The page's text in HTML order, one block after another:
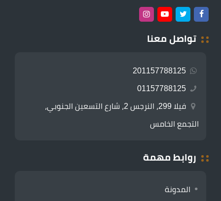
تواصل معنا
201157788125
01157788125
فيلا 299، النرجس 2، شارع التسعين الجنوبي،
التجمع الخامس
روابط مهمة
المدونة